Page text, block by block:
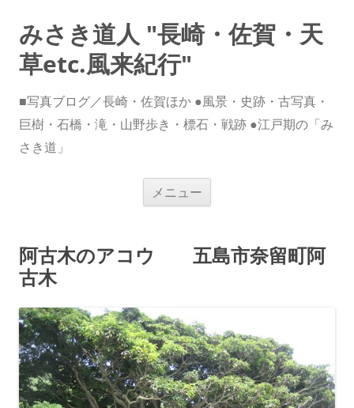
みさき道人 "長崎・佐賀・天
草etc.風来紀行"
■写真ブログ／長崎・佐賀ほか ●風景・史跡・古写真・
巨樹・石橋・滝・山野歩き・標石・戦跡 ●江戸期の「み
さき道」
メニュー
ス
キ
阿古木のアコウ 五島市奈留町阿
古木